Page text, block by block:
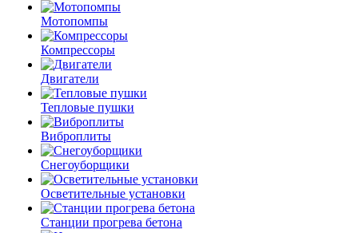
Мотопомпы
Компрессоры
Двигатели
Тепловые пушки
Виброплиты
Снегоуборщики
Осветительные установки
Станции прогрева бетона